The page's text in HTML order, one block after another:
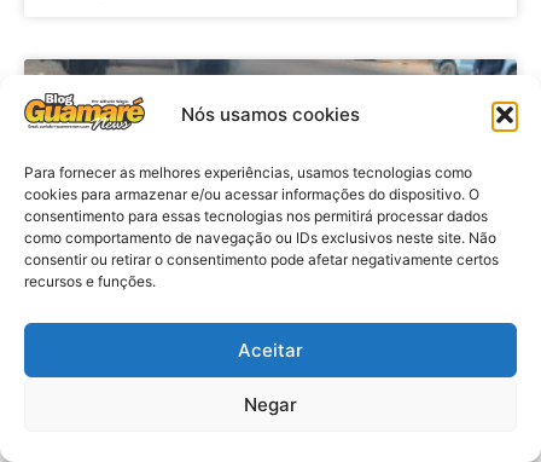
Nós usamos cookies
Para fornecer as melhores experiências, usamos tecnologias como
cookies para armazenar e/ou acessar informações do dispositivo. O
consentimento para essas tecnologias nos permitirá processar dados
como comportamento de navegação ou IDs exclusivos neste site. Não
consentir ou retirar o consentimento pode afetar negativamente certos
recursos e funções.
Aceitar
Negar
Acidente: A caminho do trabalho
professora se envolve em